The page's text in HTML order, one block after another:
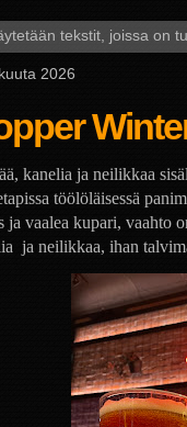
tekstit, joissa on
2026
kanelia ja neilikkaa
töölöläisessä
ja vaalea kupari, vaahto
ja neilikkaa, ihan